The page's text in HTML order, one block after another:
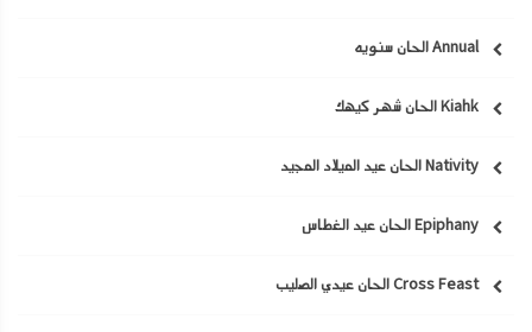
Annual الحان سنويه
Kiahk الحان شهر كيهك
Nativity الحان عيد الميلاد المجيد
Epiphany الحان عيد الغطاس
Cross Feast الحان عيدي الصليب